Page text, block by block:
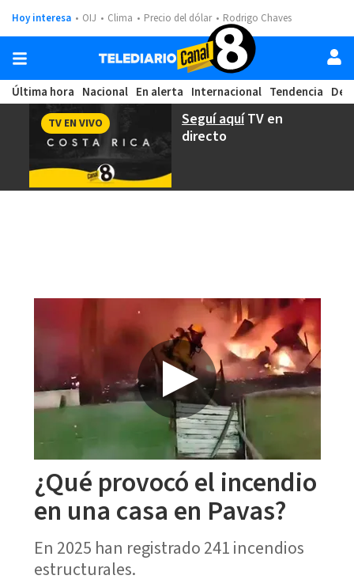
Hoy interesa OIJ Clima Precio del dólar Rodrigo Chaves
Última hora Nacional En alerta Internacional Tendencia
Seguí aquíTV en
directo
TV EN VIVO
¿Qué provocó el incendio
en una casa en Pavas?
En 2025 han registrado 241 incendios
estructurales.